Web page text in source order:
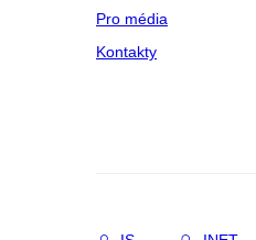
Pro média
Kontakty